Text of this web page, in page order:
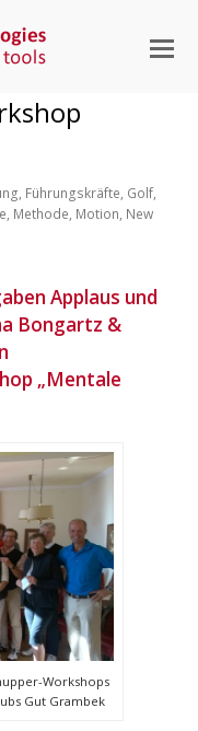
, Führungskräfte, Golf,
, Methode, Motion, New
Applaus und
Bongartz &
„Mentale
Workshops
Gut Grambek